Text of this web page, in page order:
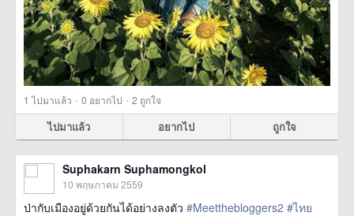
1 ไปมาแล้ว · 0 อยากไป · 2 ถูกใจ
ไปมาแล้ว อยากไป ถูกใจ
Suphakarn Suphamongkol
10 พฤษภาคม 2559
ป่ากับเมืองอยู่ด้วยกันได้อย่างลงตัว #Meetthebloggers2 #ไทย